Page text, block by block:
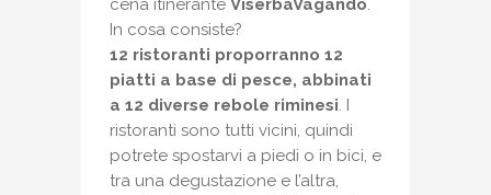
cena itinerante ViserbaVagando.
In cosa consiste?
12 ristoranti proporranno 12
piatti a base di pesce, abbinati
a 12 diverse rebole riminesi. I
ristoranti sono tutti vicini, quindi
potrete spostarvi a piedi o in bici, e
tra una degustazione e l’altra,